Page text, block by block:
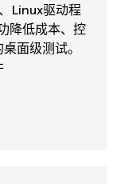
Linux驱动程
降低成本、控
面级测试。